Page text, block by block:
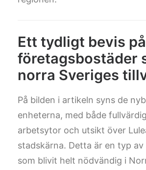
Ett tydligt bevis
företagsbostäder
norra Sveriges
På bilden i artikeln syns de
enheterna, med både
arbetsytor och utsikt över
stadskärna. Detta är en typ
som blivit helt nödvändig i